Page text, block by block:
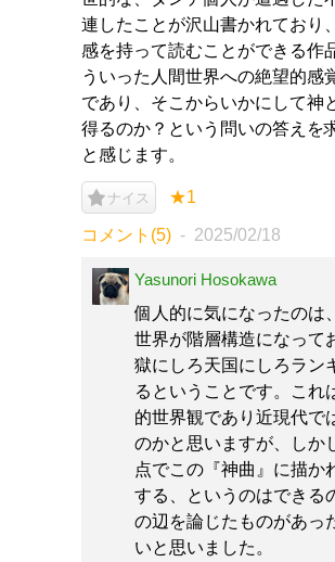
連したことが沢山書かれており
感を持って読むことができる作
ういった人間世界への絶望的感
であり、そこからいかにして神
得るのか？という問いの答えを
と感じます。
ナイス ★1
コメント(5) 2025/02/18
Yasunori Hosokawa
個人的に気になったのは
世界が階層構造になって
獄にしろ天国にしろラン
るということです。これ
的世界観であり近現代で
のかと思いますが、しか
点でこの『神曲』に描か
する、というのはできる
の辺を論じたものがあっ
いと思いました。